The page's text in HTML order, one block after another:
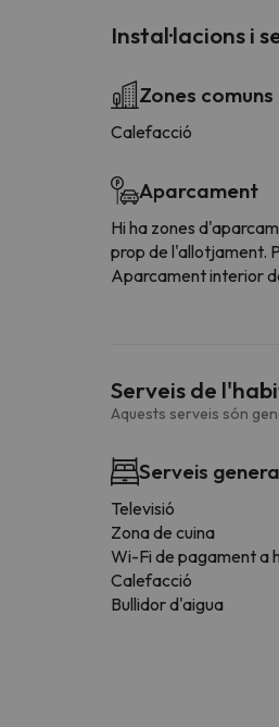
Instal·lacions i
Zones comuns
Calefacció
Aparcament
Hi ha zones
prop de l'allotjament.
Aparcament interior
Serveis de
Aquests serveis són
Serveis
Televisió
Zona de cuina
Wi-Fi de pagament a
Calefacció
Bullidor d'aigua